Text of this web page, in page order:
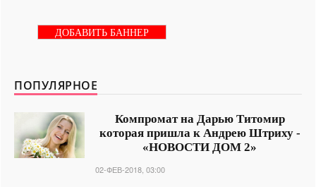
ДОБАВИТЬ БАННЕР
ПОПУЛЯРНОЕ
Компромат на Дарью Титомир
которая пришла к Андрею Штриху -
«НОВОСТИ ДОМ 2»
02-ФЕВ-2018, 03:00